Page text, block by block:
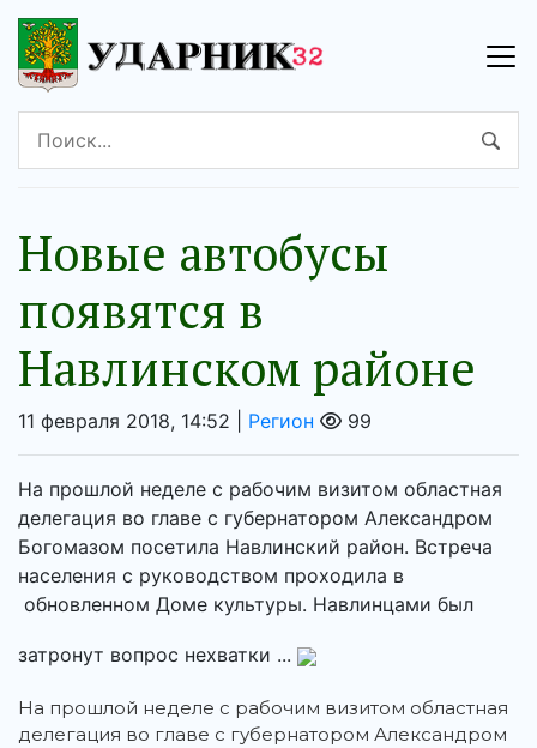
Новые автобусы
появятся в
Навлинском районе
11 февраля 2018, 14:52 | Регион 99
На прошлой неделе с рабочим визитом областная
делегация во главе с губернатором Александром
Богомазом посетила Навлинский район. Встреча
населения с руководством проходила в
обновленном Доме культуры. Навлинцами был
затронут вопрос нехватки ...
На прошлой неделе с рабочим визитом областная
делегация во главе с губернатором Александром